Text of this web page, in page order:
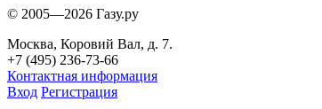
© 2005—2026 Газу.ру
Москва, Коровий Вал, д. 7.
+7 (495) 236-73-66
Контактная информация
Вход Регистрация